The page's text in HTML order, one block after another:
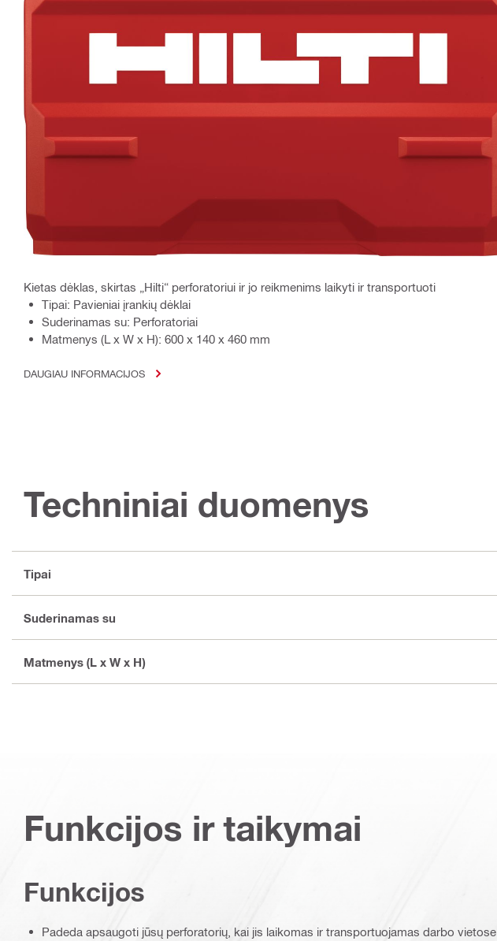
Kietas dėklas, skirtas „Hilti“ perforatoriui ir jo reikmenims laikyti ir transportuoti
Tipai: Pavieniai įrankių dėklai
Suderinamas su: Perforatoriai
Matmenys (L x W x H): 600 x 140 x 460 mm
DAUGIAU INFORMACIJOS
Techniniai duomenys
Tipai
Suderinamas su
Matmenys (L x W x H)
Funkcijos ir taikymai
Funkcijos
Padeda apsaugoti jūsų perforatorių, kai jis laikomas ir transportuojamas darbo vietose